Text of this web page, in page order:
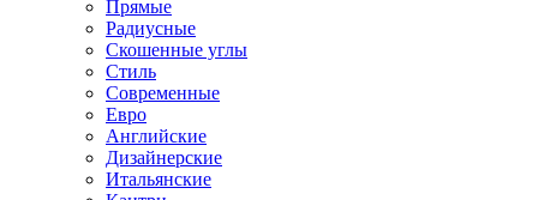
Прямые
Радиусные
Скошенные углы
Стиль
Современные
Евро
Английские
Дизайнерские
Итальянские